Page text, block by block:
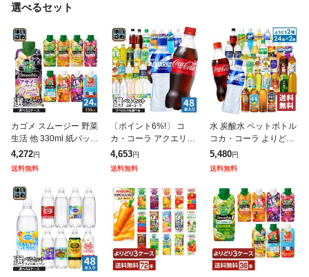
選べるセット
カゴメ スムージー 野菜
生活 他 330ml 紙パック
選べる 24本 (12本×2 ま
とめ買い) 季節限定 よ
4,272円
送料無料
〔ポイント6%!〕 コ
カ・コーラ アクエリア
ス 綾鷹 いろはす 他 50
0ml ペットボトル 選べ
4,653円
送料無料
水 炭酸水 ペットボトル
コカ・コーラ よりどり
綾鷹 爽健美茶 やかんの
麦茶 アクエリアス 紅茶
5,480円
送料無料